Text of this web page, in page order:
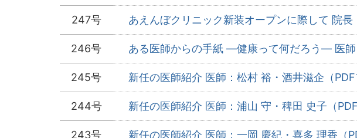
247号 あえんぼクリニック新装オープンに際して 院長
246号 ある医師からの手紙 ―健康って何だろう― 医師
245号 新任の医師紹介 医師：松村 裕・酒井滋企（PDF
244号 新任の医師紹介 医師：浦山 守・稗田 史子（
243号 新任の医師紹介 医師：一岡 慶紀・喜多 理香（